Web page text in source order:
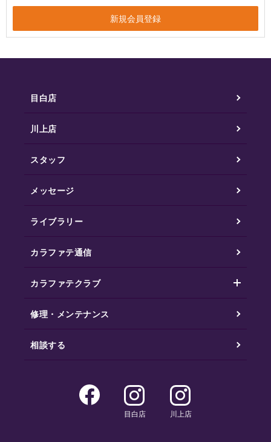
目白店
川上店
スタッフ
メッセージ
ライブラリー
カラファテ通信
カラファテクラブ
修理・メンテナンス
相談する
目白店 川上店